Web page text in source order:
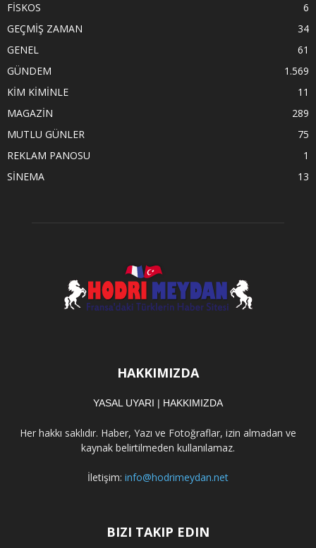
FİSKOS
6
GEÇMİŞ ZAMAN
34
GENEL
61
GÜNDEM
1.569
KİM KİMİNLE
11
MAGAZİN
289
MUTLU GÜNLER
75
REKLAM PANOSU
1
SİNEMA
13
HAKKIMIZDA
YASAL UYARI | HAKKIMIZDA
Her hakkı saklıdır. Haber, Yazı ve Fotoğraflar, izin almadan ve
kaynak belirtilmeden kullanılamaz.
İletişim: info@hodrimeydan.net
BIZI TAKIP EDIN